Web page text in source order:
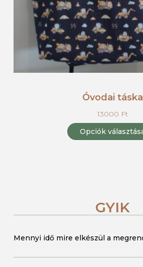
Óvodai táska
13000 Ft
Opciók
GYIK
Mennyi idő mire elkészül a